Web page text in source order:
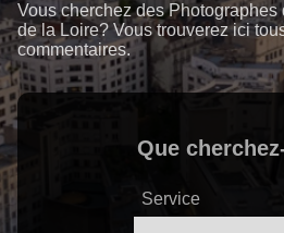
Vous cherchez des
de la Loire? Vous trouverez ici
commentaires.
Que
Service